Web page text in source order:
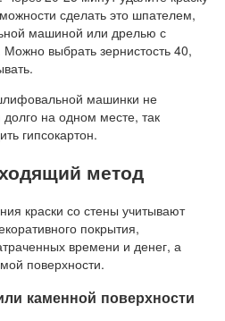
сделать это шпателем,
машиной или дрелью с
выбрать зернистость 40,
машинки не
на одном месте, так
гипсокартон.
метод
краски со стены учитывают
покрытия,
времени и денег, а
поверхности.
каменной поверхности